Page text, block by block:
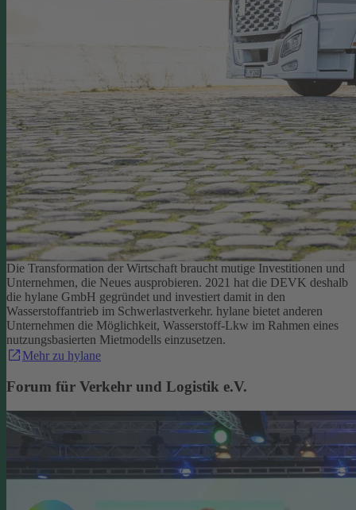
Die Transformation der Wirtschaft braucht mutige Investitionen und
Unternehmen, die Neues ausprobieren. 2021 hat die DEVK deshalb
die hylane GmbH gegründet und investiert damit in den
Wasserstoffantrieb im Schwerlastverkehr. hylane bietet anderen
Unternehmen die Möglichkeit, Wasserstoff-Lkw im Rahmen eines
nutzungsbasierten Mietmodells einzusetzen.
Mehr zu hylane
Forum für Verkehr und Logistik e.V.